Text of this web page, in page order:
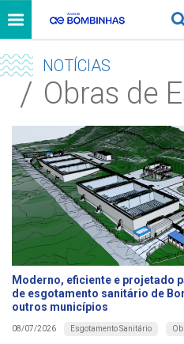
NOTÍCIAS
Obras de
Moderno, eficiente e projetado
de esgotamento sanitário de
outros municípios
08/07/2026 Esgotamento Sanitário